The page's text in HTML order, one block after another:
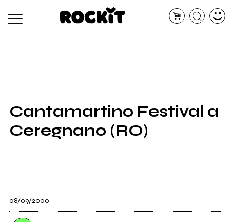
SHOP
RADIO
Cantamartino Festival a
Ceregnano (RO)
08/09/2000